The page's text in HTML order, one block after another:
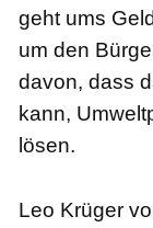
geht ums
um den
davon, dass
kann,
lösen.
Leo Krüger